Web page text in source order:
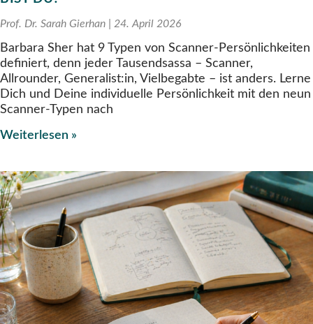
Prof. Dr. Sarah Gierhan 24. April 2026
Barbara Sher hat 9 Typen von Scanner-Persönlichkeiten
definiert, denn jeder Tausendsassa – Scanner,
Allrounder, Generalist:in, Vielbegabte – ist anders. Lerne
Dich und Deine individuelle Persönlichkeit mit den neun
Scanner-Typen nach
Weiterlesen »